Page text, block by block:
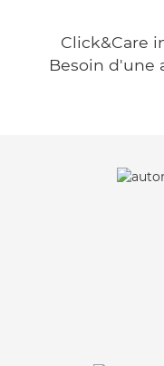
Click&Care
Besoin d'une